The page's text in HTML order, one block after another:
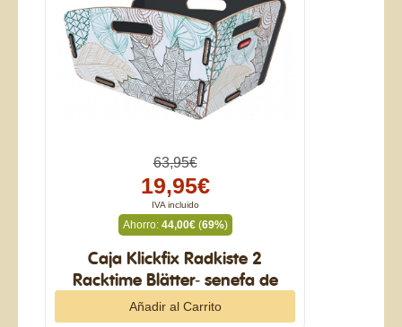
63,95€
19,95€
IVA incluido
Ahorro: 44,00€(69%)
Caja Klickfix Radkiste 2
Racktime Blätter- senefa de
hojas15 L